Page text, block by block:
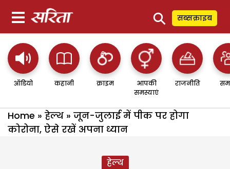
⚲ सब्सक्राइब
ऑडियो कहानी क्राइम
आपकी
समस्याएं
राजनीति
Home » हेल्थ » जून-जुलाई में पीक पर होगा
कोरोना, ऐसे रखें अपना ध्यान
हेल्थ